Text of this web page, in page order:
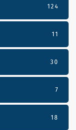
124
11
30
7
18